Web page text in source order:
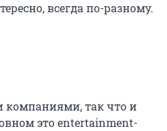
всегда по-разному.
компаниями, так что и
это entertainment-